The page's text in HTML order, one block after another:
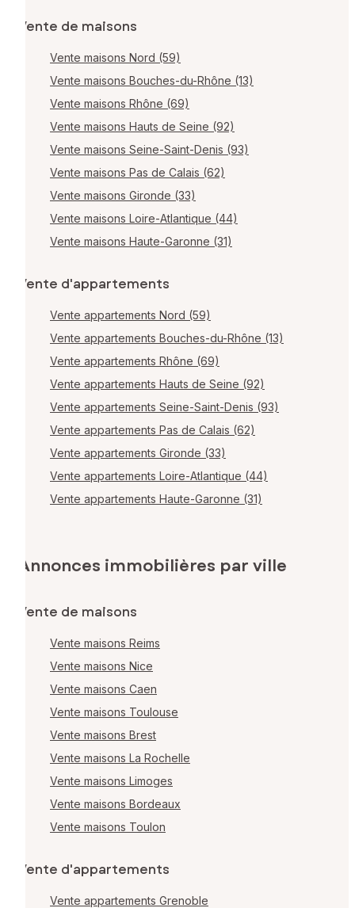
Vente de maisons
Vente maisons Nord (59)
Vente maisons Bouches-du-Rhône (13)
Vente maisons Rhône (69)
Vente maisons Hauts de Seine (92)
Vente maisons Seine-Saint-Denis (93)
Vente maisons Pas de Calais (62)
Vente maisons Gironde (33)
Vente maisons Loire-Atlantique (44)
Vente maisons Haute-Garonne (31)
Vente d'appartements
Vente appartements Nord (59)
Vente appartements Bouches-du-Rhône (13)
Vente appartements Rhône (69)
Vente appartements Hauts de Seine (92)
Vente appartements Seine-Saint-Denis (93)
Vente appartements Pas de Calais (62)
Vente appartements Gironde (33)
Vente appartements Loire-Atlantique (44)
Vente appartements Haute-Garonne (31)
Annonces immobilières par ville
Vente de maisons
Vente maisons Reims
Vente maisons Nice
Vente maisons Caen
Vente maisons Toulouse
Vente maisons Brest
Vente maisons La Rochelle
Vente maisons Limoges
Vente maisons Bordeaux
Vente maisons Toulon
Vente d'appartements
Vente appartements Grenoble